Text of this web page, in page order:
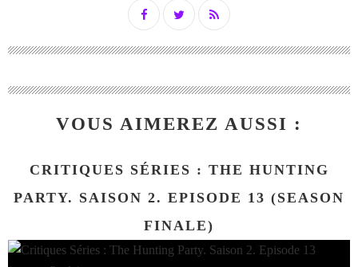
VOUS AIMEREZ AUSSI :
CRITIQUES SÉRIES : THE HUNTING
PARTY. SAISON 2. EPISODE 13 (SEASON
FINALE)